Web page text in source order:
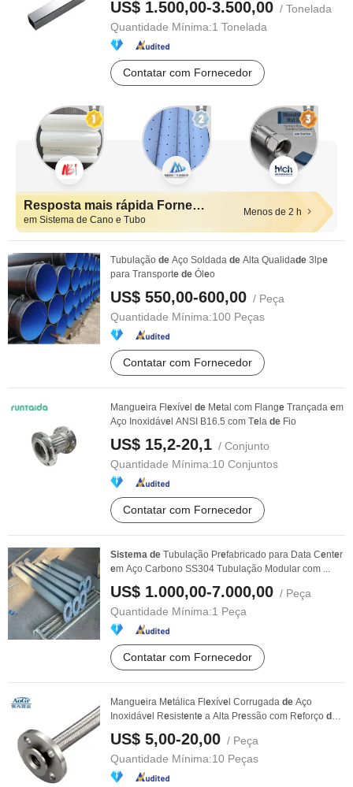
US$ 1.500,00-3.500,00 / Tonelada
Quantidade Mínima:1 Tonelada
Contatar com Fornecedor
Resposta mais rápida Fornecedores
em Sistema de Cano e Tubo
Menos de 2 h
Tubulação de Aço Soldada de Alta Qualidade 3lpe
para Transporte de Ól eo
US$ 550,00-600,00 / Peça
Quantidade Mínima:100 Peças
Contatar com Fornecedor
Mangueira Fl exíve de Metal com Flange Trançada em
Aço Inoxidáve l ANSI B16.5 com Te la de Fio
US$ 15,2-20,1 / Conjunto
Quantidade Mínima:10 Conjuntos
Contatar com Fornecedor
Sistema de Tubulação Prefabricado para Data Center
em Aço Carbono SS304 Tubulação Modular com ...
US$ 1.000,00-7.000,00 / Peça
Quantidade Mínima:1 Peça
Contatar com Fornecedor
Mangueira Metálica Fl exíve l Corrugada de Aço
Inoxidáve l Resistente a Alta Pressão com Reforço de
US$ 5,00-20,00 / Peça
Quantidade Mínima:10 Peças